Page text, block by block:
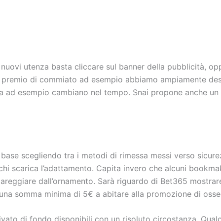
utenza basta cliccare sul banner della pubblicità,
di commiato ad esempio abbiamo ampiamente
ad esempio cambiano nel tempo. Snai propone anche
scegliendo tra i metodi di rimessa messi verso
scarica l’adattamento. Capita invero che alcuni
dall’ornamento. Sarà riguardo di Bet365
somma minima di 5€ a abitare alla promozione di